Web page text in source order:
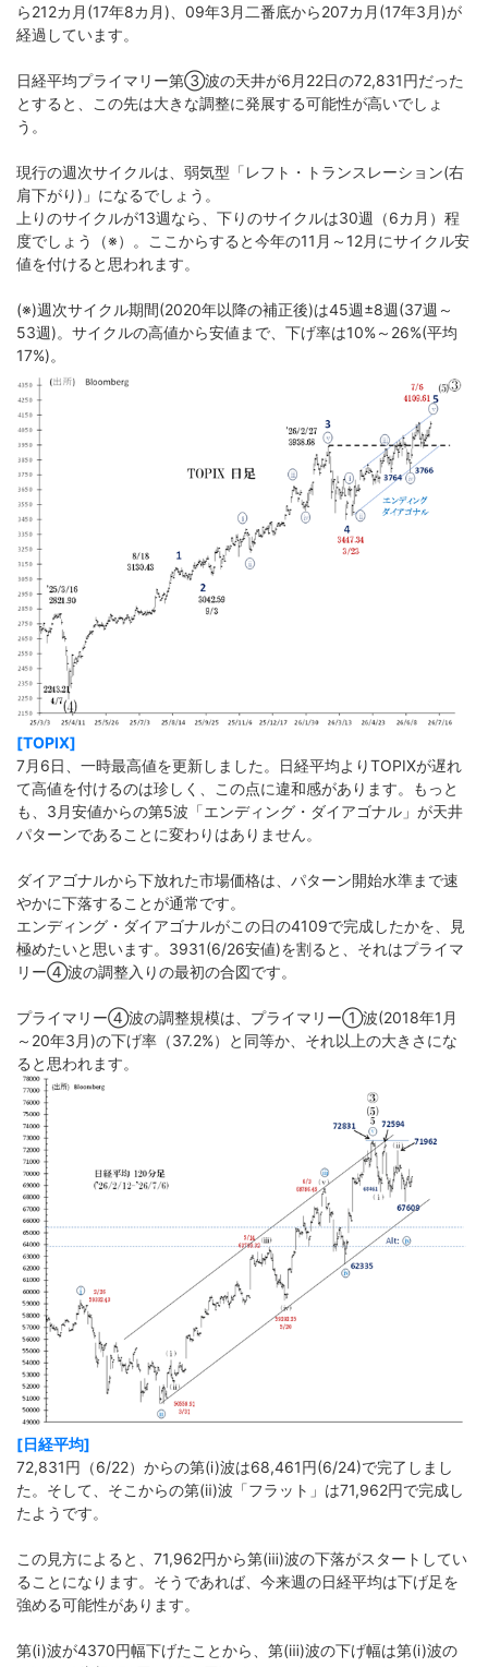
ら212カ月(17年8カ月)、09年3月二番底から207カ月(17年3月)が
経過しています。
日経平均プライマリー第➂波の天井が6月22日の72,831円だった
とすると、この先は大きな調整に発展する可能性が高いでしょ
う。
現行の週次サイクルは、弱気型「レフト・トランスレーション(右
肩下がり)」になるでしょう。
上りのサイクルが13週なら、下りのサイクルは30週（6カ月）程
度でしょう（※）。ここからすると今年の11月～12月にサイクル安
値を付けると思われます。
(※)週次サイクル期間(2020年以降の補正後)は45週±8週(37週～
53週)。サイクルの高値から安値まで、下げ率は10%～26%(平均
17%)。
[TOPIX]
7月6日、一時最高値を更新しました。日経平均よりTOPIXが遅れ
て高値を付けるのは珍しく、この点に違和感があります。もっと
も、3月安値からの第5波「エンディング・ダイアゴナル」が天井
パターンであることに変わりはありません。
ダイアゴナルから下放れた市場価格は、パターン開始水準まで速
やかに下落することが通常です。
エンディング・ダイアゴナルがこの日の4109で完成したかを、見
極めたいと思います。3931(6/26安値)を割ると、それはプライマ
リー➃波の調整入りの最初の合図です。
プライマリー➃波の調整規模は、プライマリー➀波(2018年1月
～20年3月)の下げ率（37.2%）と同等か、それ以上の大きさにな
ると思われます。
[日経平均]
72,831円（6/22）からの第(ⅰ)波は68,461円(6/24)で完了しまし
た。そして、そこからの第(ⅱ)波「フラット」は71,962円で完成し
たようです。
この見方によると、71,962円から第(ⅲ)波の下落がスタートしてい
ることになります。そうであれば、今来週の日経平均は下げ足を
強める可能性があります。
第(ⅰ)波が4370円幅下げたことから、第(ⅲ)波の下げ幅は第(ⅰ)波の